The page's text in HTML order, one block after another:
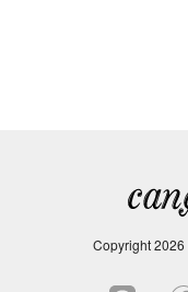
Copyright2026